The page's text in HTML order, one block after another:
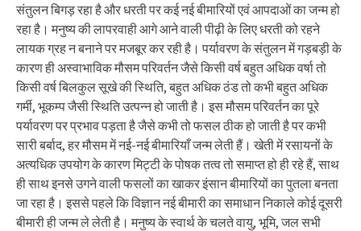
संतुलन बिगड़ रहा है और धरती पर कई नई बीमारियों एवं आपदाओं का जन्म हो
रहा है। मनुष्य की लापरवाही आगे आने वाली पीढ़ी के लिए धरती को रहने
लायक ग्रह न बनाने पर मजबूर कर रही है। पर्यावरण के संतुलन में गड़बड़ी के
कारण ही अस्वाभाविक मौसम परिवर्तन जैसे किसी वर्ष बहुत अधिक वर्षा तो
किसी वर्ष बिलकुल सूखे की स्थिति, बहुत अधिक ठंड तो कभी बहुत अधिक
गर्मी, भूकम्प जैसी स्थिति उत्पन्न हो जाती है। इस मौसम परिवर्तन का पूरे
पर्यावरण पर प्रभाव पड़ता है जैसे कभी तो फसल ठीक हो जाती है पर कभी
सारी बर्बाद, हर मौसम में नई-नई बीमारियाँ जन्म लेती हैं। खेती में रसायनों के
अत्यधिक उपयोग के कारण मिट्टी के पोषक तत्व तो समाप्त हो ही रहे हैं, साथ
ही साथ इनसे उगने वाली फसलों का खाकर इंसान बीमारियों का पुतला बनता
जा रहा है। इससे पहले कि विज्ञान नई बीमारी का समाधान निकाले कोई दूसरी
बीमारी ही जन्म ले लेती है। मनुष्य के स्वार्थ के चलते वायु, भूमि, जल सभी